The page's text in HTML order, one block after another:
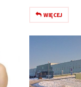
WIĘCEJ